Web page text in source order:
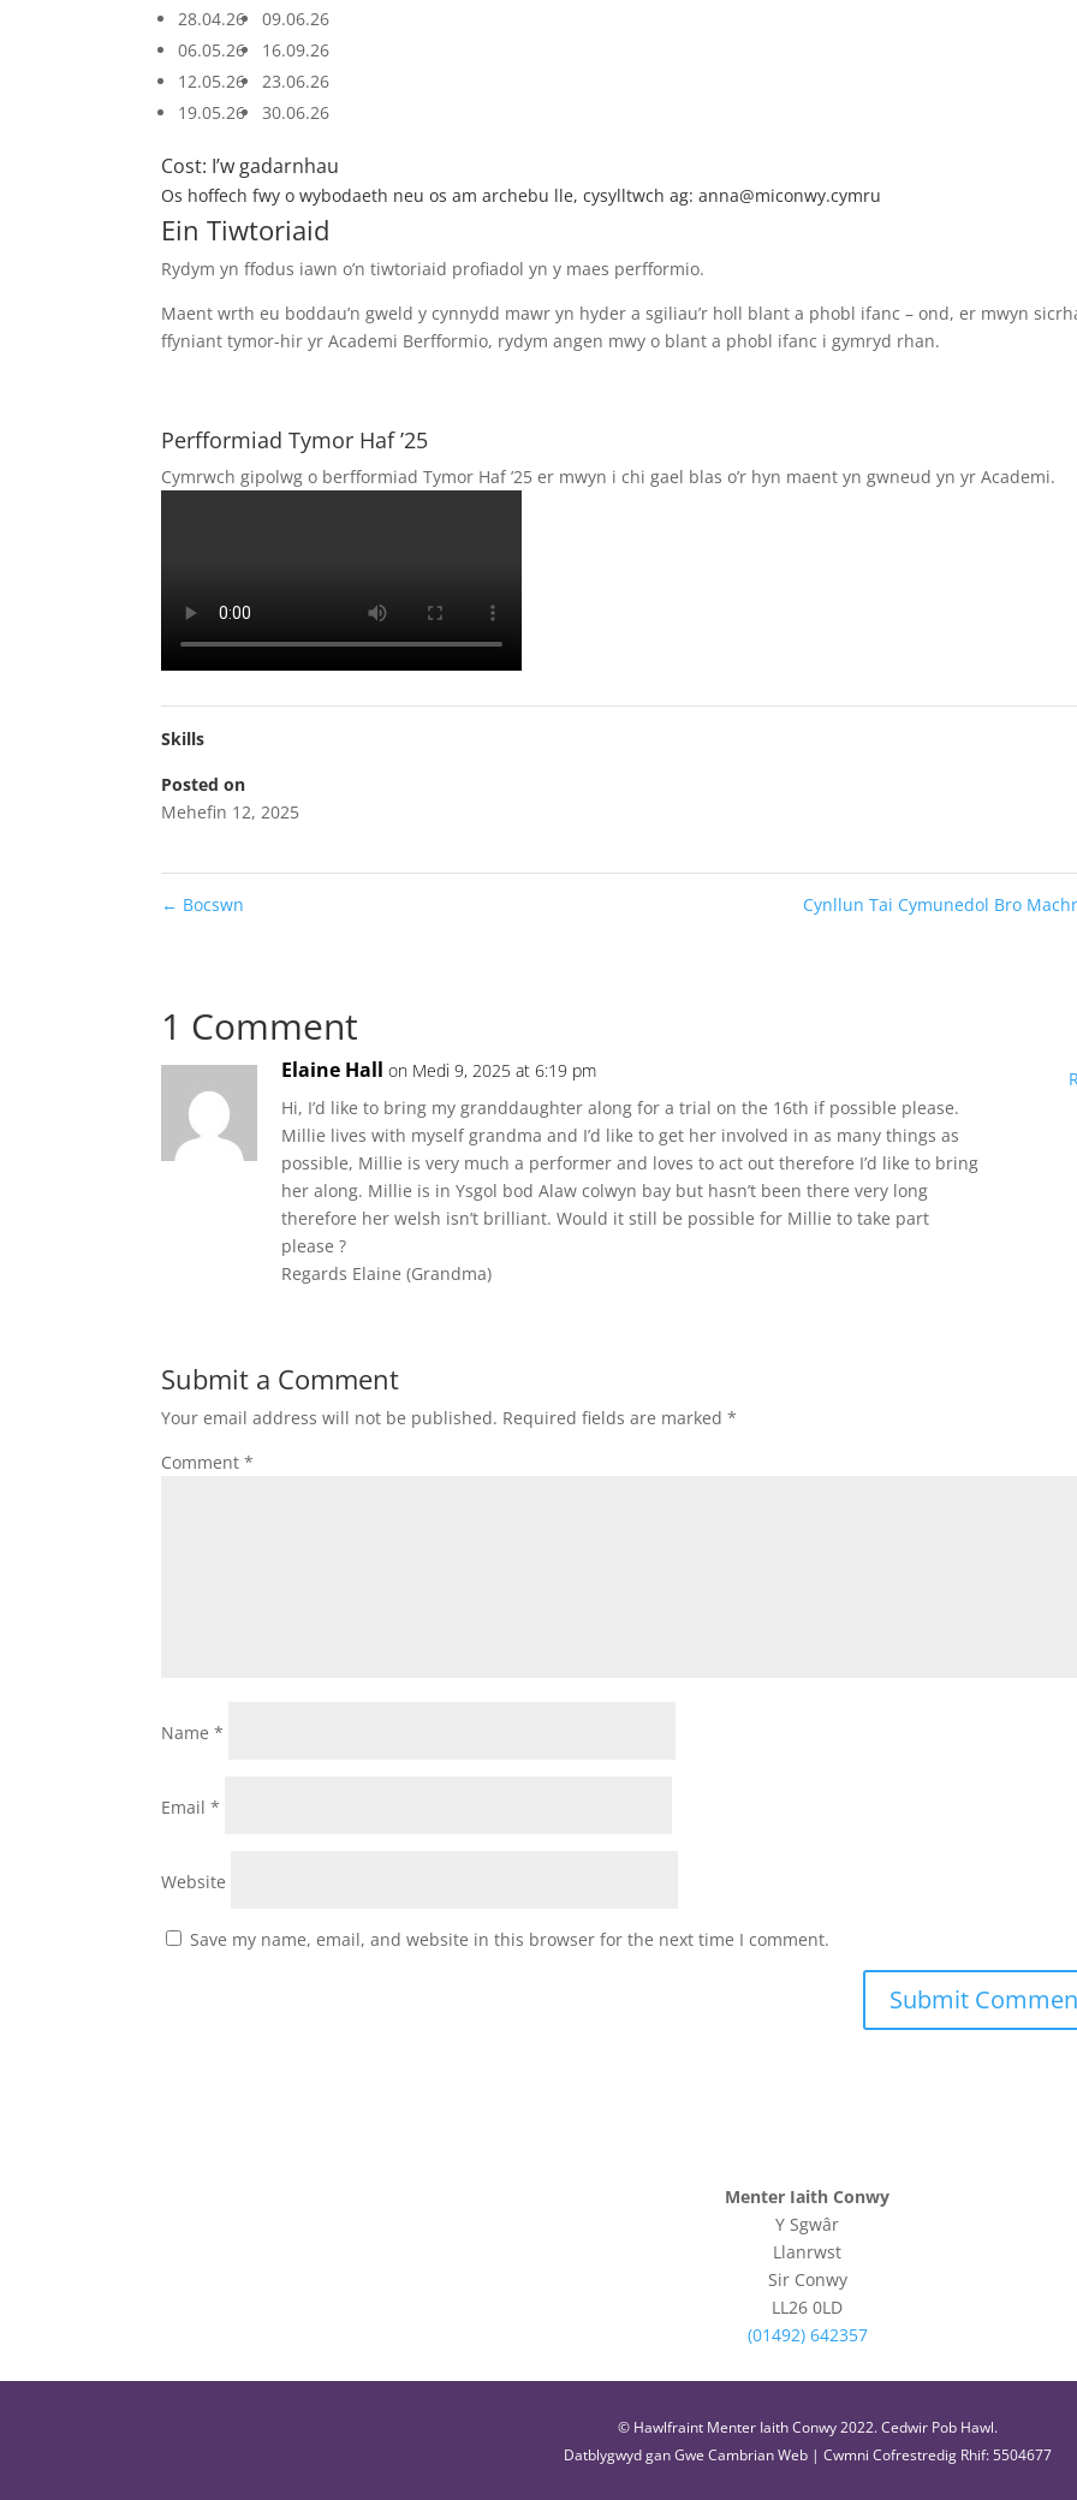
28.04.26
06.05.26
12.05.26
19.05.26
09.06.26
16.09.26
23.06.26
30.06.26
Cost: I’w gadarnhau
Os hoffech fwy o wybodaeth neu os am archebu lle, cysylltwch ag:anna@miconwy.cymru
Ein Tiwtoriaid
Rydym yn ffodus iawn o’n tiwtoriaid profiadol yn y maes perfformio.
Maent wrth eu boddau’n gweld y cynnydd mawr yn hyder a sgiliau’r holl blant a phobl ifanc – ond, er mwyn
ffyniant tymor-hir yr Academi Berfformio, rydym angen mwy o blant a phobl ifanc i gymryd rhan.
Perfformiad Tymor Haf ’25
Cymrwch gipolwg o berfformiad Tymor Haf ’25 er mwyn i chi gael blas o’r hyn maent yn gwneud yn yr Academi.
Skills
Posted on
Mehefin 12, 2025
← Bocswn Cynllun Tai Cymunedol Bro
1 Comment
Elaine Hall on Medi 9, 2025 at 6:19 pm
Hi, I’d like to bring my granddaughter along for a trial on the 16th if possible please.
Millie lives with myself grandma and I’d like to get her involved in as many things as
possible, Millie is very much a performer and loves to act out therefore I’d like to bring
her along. Millie is in Ysgol bod Alaw colwyn bay but hasn’t been there very long
therefore her welsh isn’t brilliant. Would it still be possible for Millie to take part
please ?
Regards Elaine (Grandma)
Submit a Comment
Your email address will not be published. Required fields are marked*
Comment*
Name*
Email*
Website
Save my name, email, and website in this browser for the next time I comment.
Menter Iaith Conwy
Y Sgwâr
Llanrwst
Sir Conwy
LL26 0LD
(01492) 642357
© Hawlfraint Menter Iaith Conwy 2022. Cedwir Pob Hawl.
Datblygwyd ganGwe Cambrian Web | Cwmni Cofrestredig Rhif: 5504677